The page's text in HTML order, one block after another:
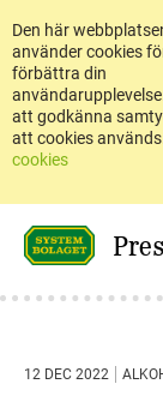
Den här
använder cookies
förbättra din
att godkänna
att cookies
cookies
12 DEC 2022